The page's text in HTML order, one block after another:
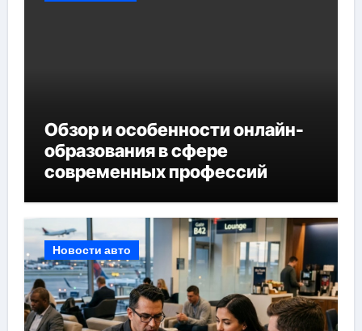
Обзор и особенности онлайн-
образования в сфере
современных профессий
Новости авто